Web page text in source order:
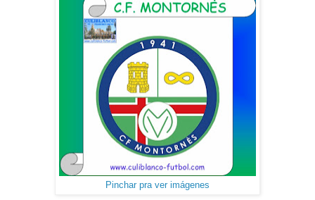
Pinchar pra ver imágenes